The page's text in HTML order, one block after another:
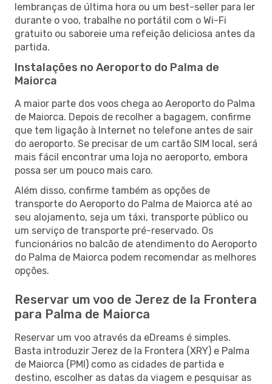
lembranças de última hora ou um best-seller para ler
durante o voo, trabalhe no portátil com o Wi-Fi
gratuito ou saboreie uma refeição deliciosa antes da
partida.
Instalações no Aeroporto do Palma de
Maiorca
A maior parte dos voos chega ao Aeroporto do Palma
de Maiorca. Depois de recolher a bagagem, confirme
que tem ligação à Internet no telefone antes de sair
do aeroporto. Se precisar de um cartão SIM local, será
mais fácil encontrar uma loja no aeroporto, embora
possa ser um pouco mais caro.
Além disso, confirme também as opções de
transporte do Aeroporto do Palma de Maiorca até ao
seu alojamento, seja um táxi, transporte público ou
um serviço de transporte pré-reservado. Os
funcionários no balcão de atendimento do Aeroporto
do Palma de Maiorca podem recomendar as melhores
opções.
Reservar um voo de Jerez de la Frontera
para Palma de Maiorca
Reservar um voo através da eDreams é simples.
Basta introduzir Jerez de la Frontera (XRY) e Palma
de Maiorca (PMI) como as cidades de partida e
destino, escolher as datas da viagem e pesquisar as